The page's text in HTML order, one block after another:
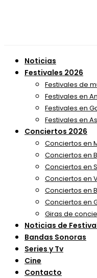
Noticias
Festivales 2026
Festivales de
Festivales en
Festivales en
Festivales en
Conciertos 2026
Conciertos en
Conciertos en
Conciertos en
Conciertos en
Conciertos en
Conciertos en
Giras de
Noticias de
Bandas Sonoras
Series y Tv
Cine
Contacto